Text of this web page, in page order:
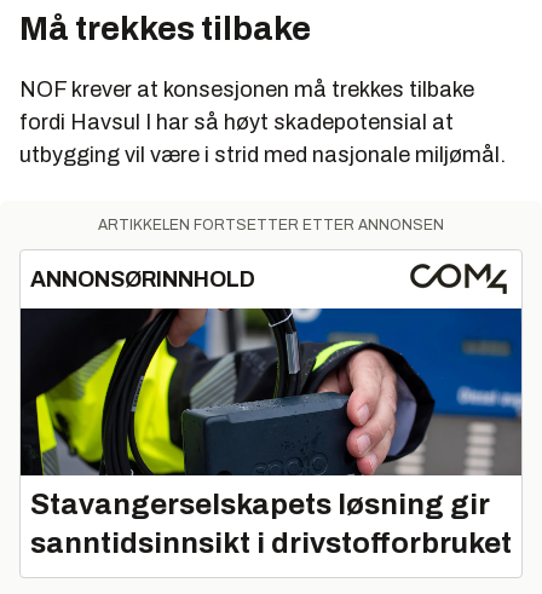
Må trekkes tilbake
NOF krever at konsesjonen må trekkes tilbake
fordi Havsul I har så høyt skadepotensial at
utbygging vil være i strid med nasjonale miljømål.
ARTIKKELEN FORTSETTER ETTER ANNONSEN
ANNONSØRINNHOLD
Stavangerselskapets løsning gir
sanntidsinnsikt i drivstofforbruket